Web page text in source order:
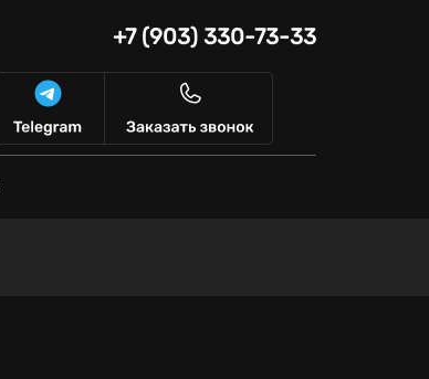
+7 (903) 330-73-33